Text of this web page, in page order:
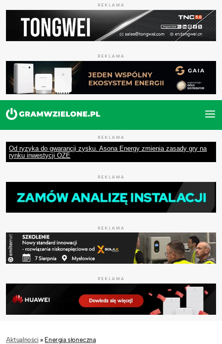
REKLAMA
REKLAMA
REKLAMA
Od ryzyka do gwarancji zysku. Asona Energy zmienia zasady gry na
rynku inwestycji OZE
REKLAMA
REKLAMA
REKLAMA
Aktualności » Energia słoneczna